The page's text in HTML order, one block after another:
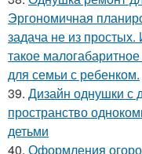
Эргономичная
задача не из
такое
для семьи с ребенком.
39. Дизайн однушки с
пространство
детьми
40. Оформления